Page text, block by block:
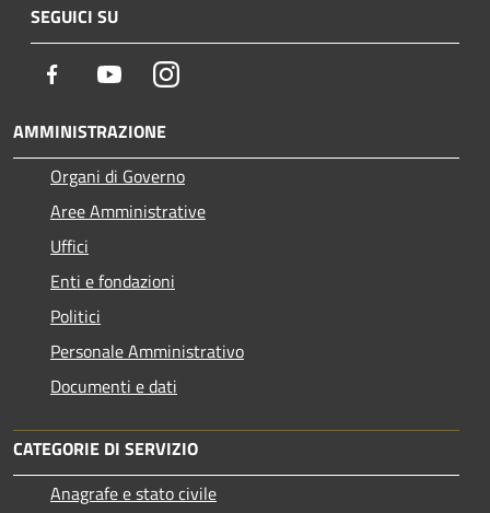
SEGUICI SU
Facebook YoutubeInstagram
AMMINISTRAZIONE
Organi di Governo
Aree Amministrative
Uffici
Enti e fondazioni
Politici
Personale Amministrativo
Documenti e dati
CATEGORIE DI SERVIZIO
Anagrafe e stato civile